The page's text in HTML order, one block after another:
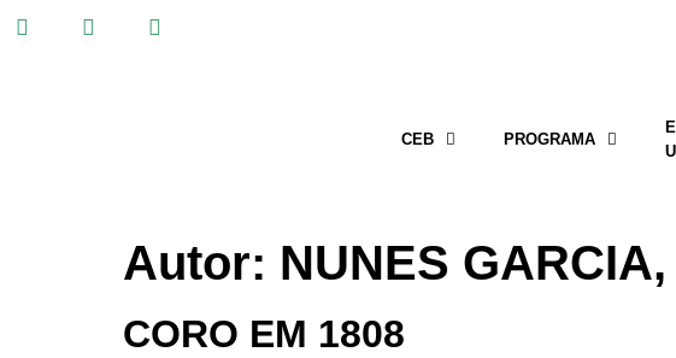
CEB PROGRAMA
Autor: NUNES
CORO EM 1808